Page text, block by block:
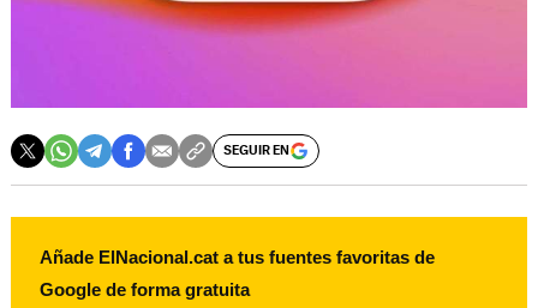
SEGUIR EN
Añade ElNacional.cat a tus fuentes favoritas de
Google de forma gratuita